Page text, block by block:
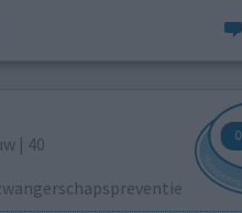
| 40